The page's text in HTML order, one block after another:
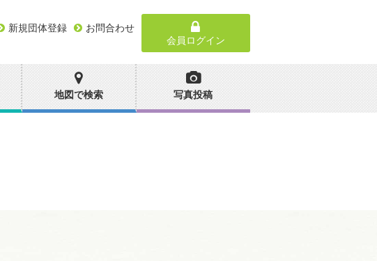
新規団体登録
お問合わせ
会員ログイン
地図で検索 写真投稿